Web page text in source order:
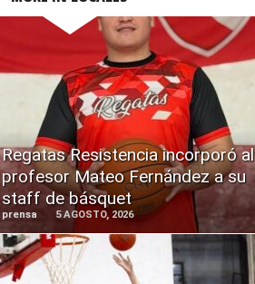
Regatas Resistencia incorporó al
profesor Mateo Fernández a su
staff de básquet
prensa 5 AGOSTO, 2026
READ
MORE